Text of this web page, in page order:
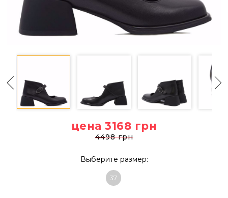
цена 3168 грн
4498 грн
Выберите размер:
37